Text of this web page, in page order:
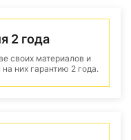
2 года
своих материалов и
них гарантию 2 года.